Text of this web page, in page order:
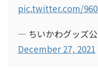
pic.twitter.com/
— ちいかわグッズ
December 27, 2021